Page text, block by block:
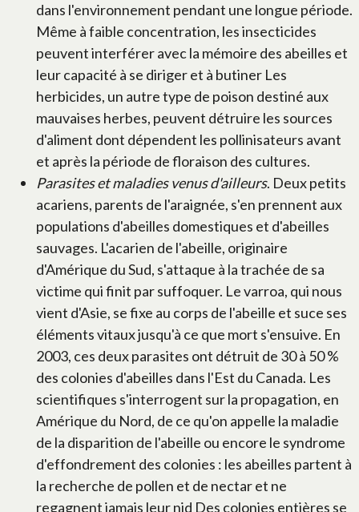
dans l'environnement pendant une longue période.
Même à faible concentration, les insecticides
peuvent interférer avec la mémoire des abeilles et
leur capacité à se diriger et à butiner Les
herbicides, un autre type de poison destiné aux
mauvaises herbes, peuvent détruire les sources
d'aliment dont dépendent les pollinisateurs avant
et après la période de floraison des cultures.
Parasites et maladies venus d'ailleurs. Deux petits
acariens, parents de l'araignée, s'en prennent aux
populations d'abeilles domestiques et d'abeilles
sauvages. L'acarien de l'abeille, originaire
d'Amérique du Sud, s'attaque à la trachée de sa
victime qui finit par suffoquer. Le varroa, qui nous
vient d'Asie, se fixe au corps de l'abeille et suce ses
éléments vitaux jusqu'à ce que mort s'ensuive. En
2003, ces deux parasites ont détruit de 30 à 50 %
des colonies d'abeilles dans l'Est du Canada. Les
scientifiques s'interrogent sur la propagation, en
Amérique du Nord, de ce qu'on appelle la maladie
de la disparition de l'abeille ou encore le syndrome
d'effondrement des colonies : les abeilles partent à
la recherche de pollen et de nectar et ne
regagnent jamais leur nid Des colonies entières se